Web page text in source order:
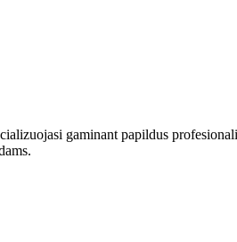
gaminant papildus